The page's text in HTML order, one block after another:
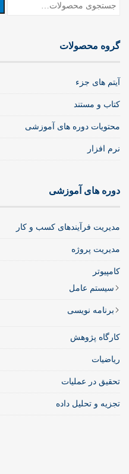
گروه محصولات
آیتم های جزء
کتاب و مستند
محتویات دوره های آموزشی
نرم افزار
دوره های آموزشی
مدیریت فرآیندهای کسب و کار
مدیریت پروژه
کامپیوتر
سیستم عامل
برنامه نویسی
کارگاه پژوهش
ریاضیات
تحقیق در عملیات
تجزیه و تحلیل داده